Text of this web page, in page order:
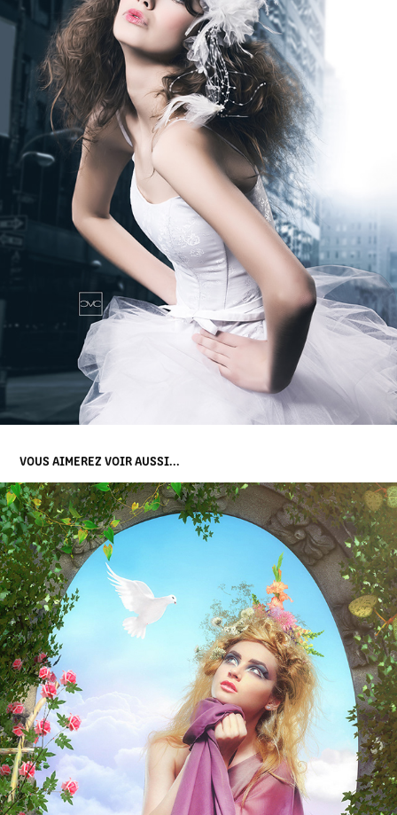
VOUS AIMEREZ VOIR AUSSI...
LA RÊVEUSE
2019